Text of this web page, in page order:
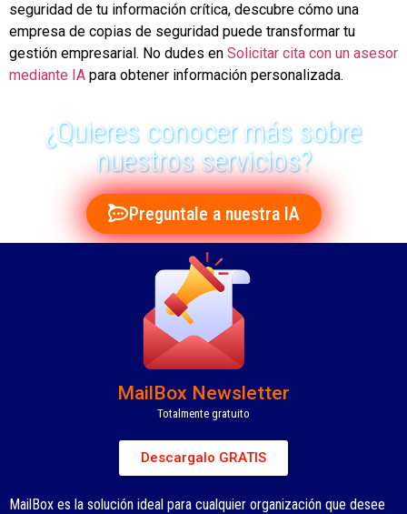
seguridad de tu información crítica, descubre cómo una
empresa de copias de seguridad puede transformar tu
gestión empresarial. No dudes en Solicitar cita con un asesor
mediante IA para obtener información personalizada.
¿Quieres conocer más sobre
nuestros servicios?
Preguntale a nuestra IA
MailBox Newsletter
Totalmente gratuito
Descargalo GRATIS
MailBox es la solución ideal para cualquier organización que desee